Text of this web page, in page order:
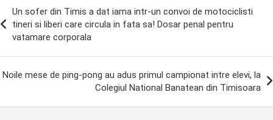
Un sofer din Timis a dat iama intr-un convoi de motociclisti
tineri si liberi care circula in fata sa! Dosar penal pentru
vatamare corporala
Noile mese de ping-pong au adus primul campionat intre elevi, la
Colegiul National Banatean din Timisoara